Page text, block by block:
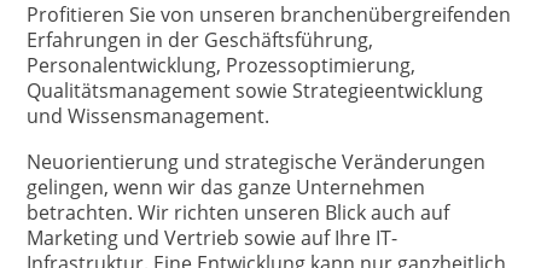
Profitieren Sie von unseren branchenübergreifenden
Erfahrungen in der Geschäftsführung,
Personalentwicklung, Prozessoptimierung,
Qualitätsmanagement sowie Strategieentwicklung
und Wissensmanagement.
Neuorientierung und strategische Veränderungen
gelingen, wenn wir das ganze Unternehmen
betrachten. Wir richten unseren Blick auch auf
Marketing und Vertrieb sowie auf Ihre IT-